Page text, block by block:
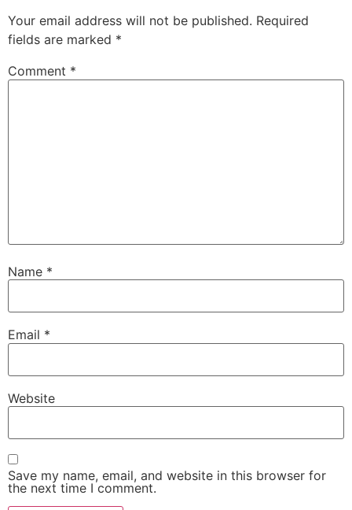
Your email address will not be published. Required
fields are marked *
Comment *
Name *
Email *
Website
Save my name, email, and website in this browser for
the next time I comment.